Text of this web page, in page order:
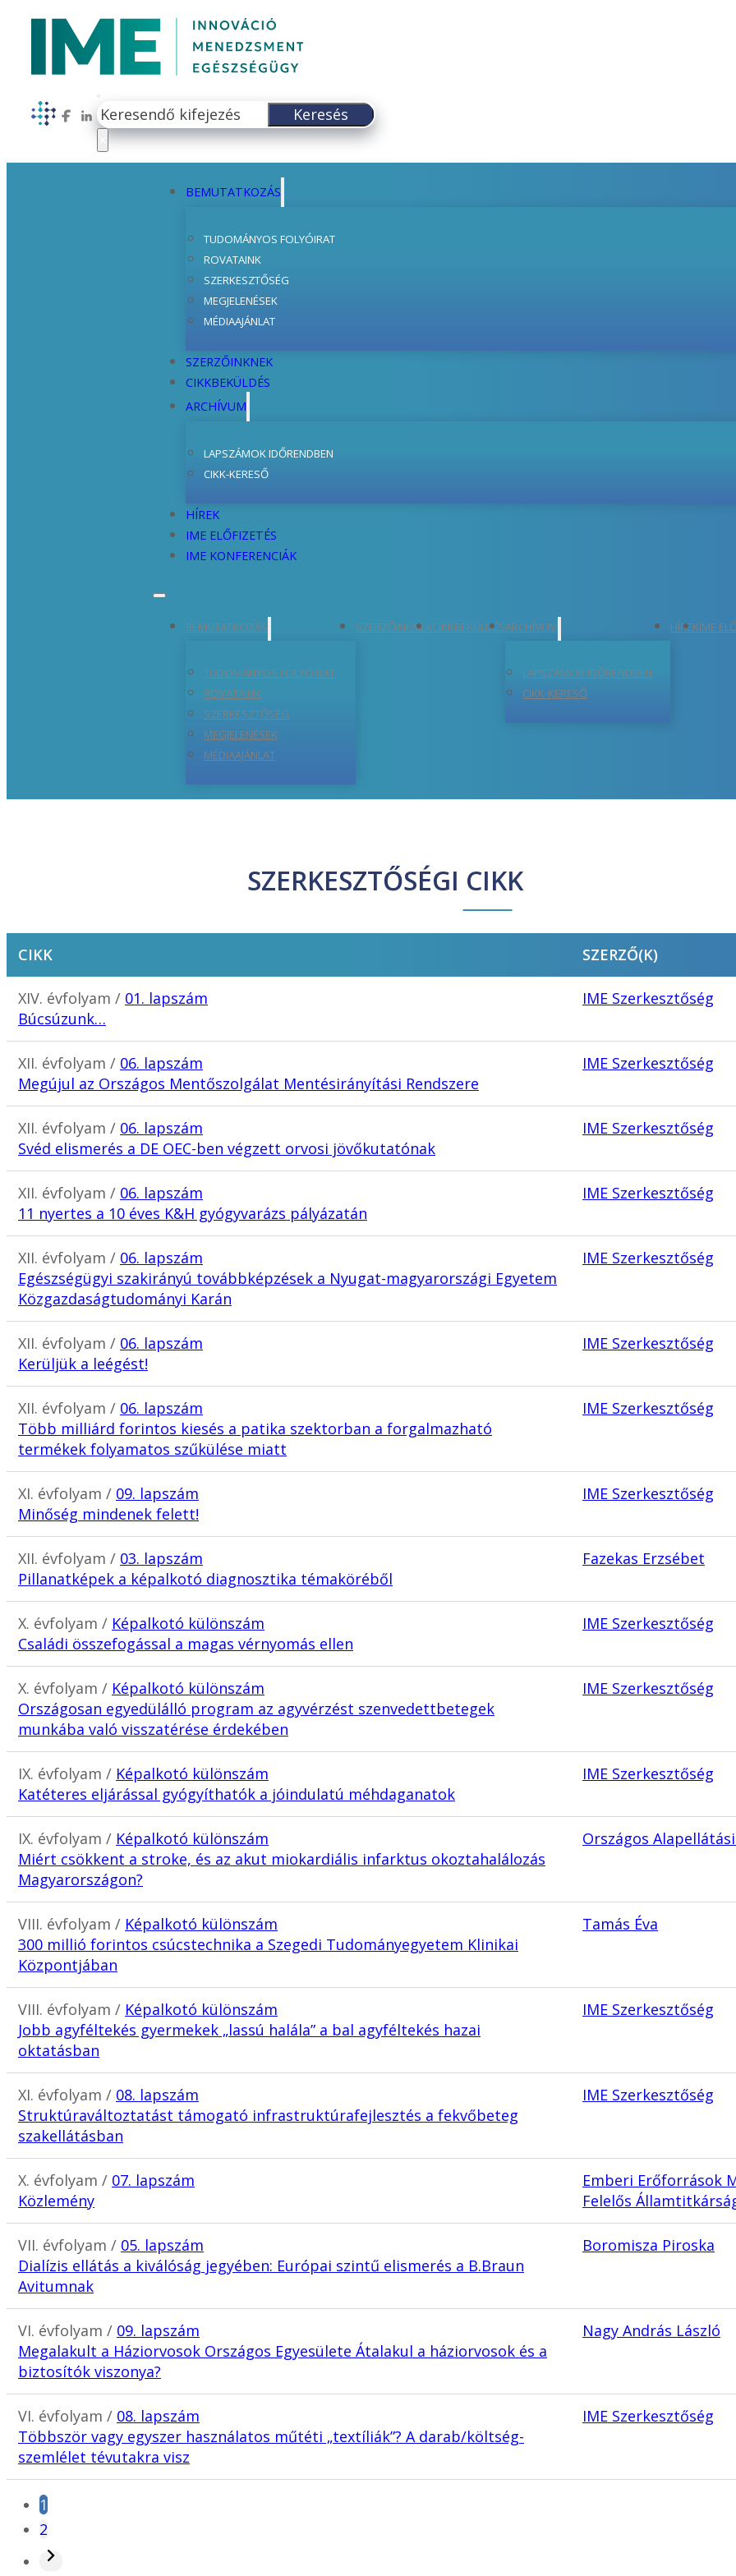
Follow us on Facebook
Follow us on LinkedIn
Keresés
Keresés
BEMUTATKOZÁS
TUDOMÁNYOS FOLYÓIRAT
ROVATAINK
SZERKESZTŐSÉG
MEGJELENÉSEK
MÉDIAAJÁNLAT
SZERZŐINKNEK
CIKKBEKÜLDÉS
ARCHÍVUM
LAPSZÁMOK IDŐRENDBEN
CIKK-KERESŐ
HÍREK
IME ELŐFIZETÉS
IME KONFERENCIÁK
BEMUTATKOZÁS
TUDOMÁNYOS FOLYÓIRAT
ROVATAINK
SZERKESZTŐSÉG
MEGJELENÉSEK
MÉDIAAJÁNLAT
SZERZŐINKNEKCIKKBEKÜLDÉSARCHÍVUM
LAPSZÁMOK IDŐRENDBEN
CIKK-KERESŐ
HÍREKIME
SZERKESZTŐSÉGI CIKK
CIKK SZERZŐ(K)
XIV. évfolyam / 01. lapszám
Búcsúzunk…
IME Szerkesztőség
XII. évfolyam / 06. lapszám
Megújul az Országos Mentőszolgálat Mentésirányítási Rendszere
IME Szerkesztőség
XII. évfolyam / 06. lapszám
Svéd elismerés a DE OEC-ben végzett orvosi jövőkutatónak
IME Szerkesztőség
XII. évfolyam / 06. lapszám
11 nyertes a 10 éves K&H gyógyvarázs pályázatán
IME Szerkesztőség
XII. évfolyam / 06. lapszám
Egészségügyi szakirányú továbbképzések a Nyugat-magyarországi Egyetem
Közgazdaságtudományi Karán
IME Szerkesztőség
XII. évfolyam / 06. lapszám
Kerüljük a leégést!
IME Szerkesztőség
XII. évfolyam / 06. lapszám
Több milliárd forintos kiesés a patika szektorban a forgalmazható
termékek folyamatos szűkülése miatt
IME Szerkesztőség
XI. évfolyam / 09. lapszám
Minőség mindenek felett!
IME Szerkesztőség
XII. évfolyam / 03. lapszám
Pillanatképek a képalkotó diagnosztika témaköréből
Fazekas Erzsébet
X. évfolyam / Képalkotó különszám
Családi összefogással a magas vérnyomás ellen
IME Szerkesztőség
X. évfolyam / Képalkotó különszám
Országosan egyedülálló program az agyvérzést szenvedettbetegek
munkába való visszatérése érdekében
IME Szerkesztőség
IX. évfolyam / Képalkotó különszám
Katéteres eljárással gyógyíthatók a jóindulatú méhdaganatok
IME Szerkesztőség
IX. évfolyam / Képalkotó különszám
Miért csökkent a stroke, és az akut miokardiális infarktus okoztahalálozás
Magyarországon?
Országos
VIII. évfolyam / Képalkotó különszám
300 millió forintos csúcstechnika a Szegedi Tudományegyetem Klinikai
Központjában
Tamás Éva
VIII. évfolyam / Képalkotó különszám
Jobb agyféltekés gyermekek „lassú halála” a bal agyféltekés hazai
oktatásban
IME Szerkesztőség
XI. évfolyam / 08. lapszám
Struktúraváltoztatást támogató infrastruktúrafejlesztés a fekvőbeteg
szakellátásban
IME Szerkesztőség
X. évfolyam / 07. lapszám
Közlemény
Emberi Erőforrások
Felelős
VII. évfolyam / 05. lapszám
Dialízis ellátás a kiválóság jegyében: Európai szintű elismerés a B.Braun
Avitumnak
Boromisza Piroska
VI. évfolyam / 09. lapszám
Megalakult a Háziorvosok Országos Egyesülete Átalakul a háziorvosok és a
biztosítók viszonya?
Nagy András László
VI. évfolyam / 08. lapszám
Többször vagy egyszer használatos műtéti „textíliák”? A darab/költség-
szemlélet tévutakra visz
IME Szerkesztőség
1
2